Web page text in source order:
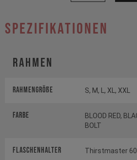
Spezifikationen
Rahmen
Rahmengröße S, M, L, XL, XXL
Farbe
BLOOD RED,
BOLT
FLASCHENHALTER Thirstmaster